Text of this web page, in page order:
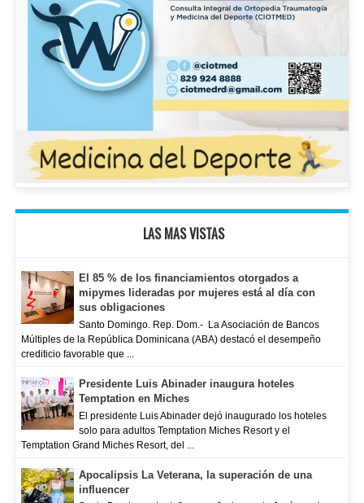
LAS MAS VISTAS
El 85 % de los financiamientos otorgados a
mipymes lideradas por mujeres está al día con
sus obligaciones
Santo Domingo. Rep. Dom.- La Asociación de Bancos
Múltiples de la República Dominicana (ABA) destacó el desempeño
crediticio favorable que ...
Presidente Luis Abinader inaugura hoteles
Temptation en Miches
El presidente Luis Abinader dejó inaugurado los hoteles
solo para adultos Temptation Miches Resort y el
Temptation Grand Miches Resort, del ...
Apocalipsis La Veterana, la superación de una
influencer